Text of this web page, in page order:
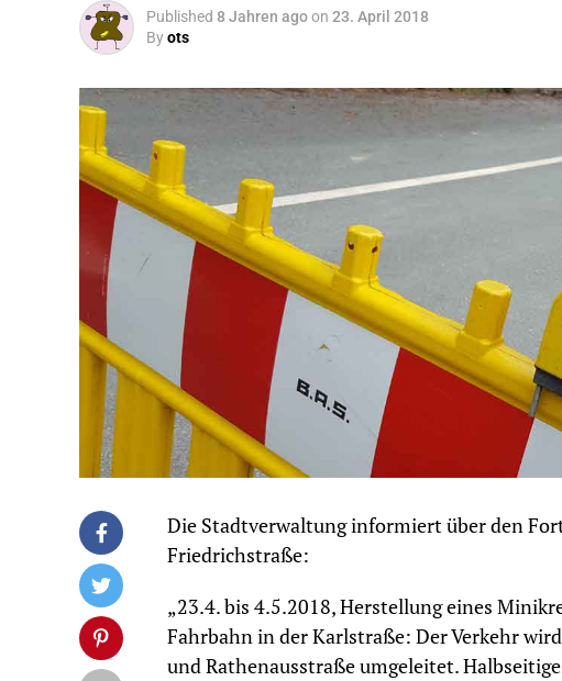
Published 8 Jahren agoon 23. April 2018
Byots
Die Stadtverwaltung informiert über den
Friedrichstraße:
„23.4. bis 4.5.2018, Herstellung eines
Fahrbahn in der Karlstraße: Der Verkehr
und Rathenausstraße umgeleitet.